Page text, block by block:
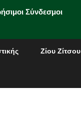
Σύνδεσμοι
Ζίου Ζίτσου